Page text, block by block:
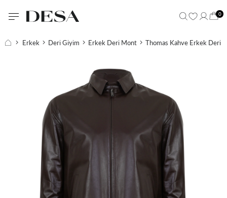
0
Erkek Deri Giyim Erkek Deri Mont Thomas Kahve Erkek Deri